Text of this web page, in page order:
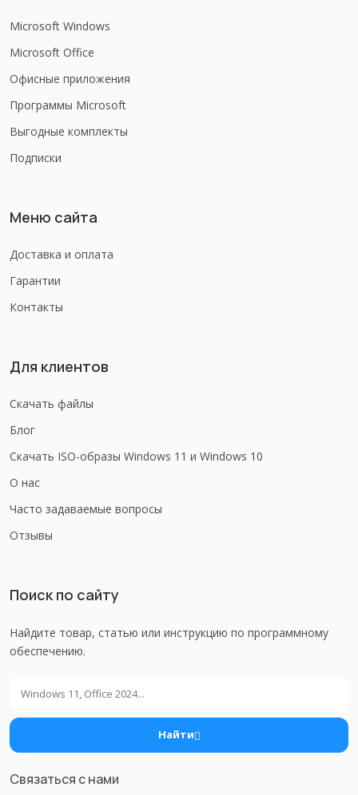
Microsoft Windows
Microsoft Office
Офисные приложения
Программы Microsoft
Выгодные комплекты
Подписки
Меню сайта
Доставка и оплата
Гарантии
Контакты
Для клиентов
Скачать файлы
Блог
Скачать ISO-образы Windows 11 и Windows 10
О нас
Часто задаваемые вопросы
Отзывы
Поиск по сайту
Найдите товар, статью или инструкцию по программному
обеспечению.
Найти
Связаться с нами